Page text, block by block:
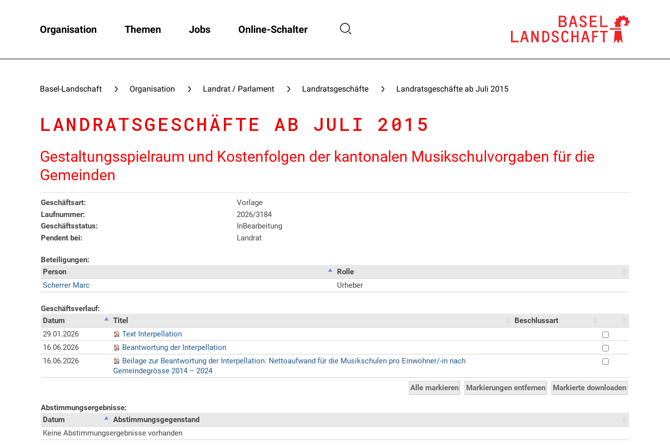
Organisation Themen Jobs Online-Schalter
Basel-Landschaft Organisation Landrat / Parlament Landratsgeschäfte Landratsgeschäfte ab Juli 2015
LANDRATSGESCHÄFTE AB JULI 2015